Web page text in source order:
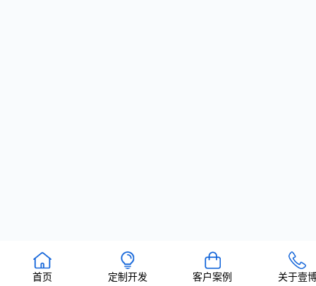
首页 定制开发 客户案例 关于壹